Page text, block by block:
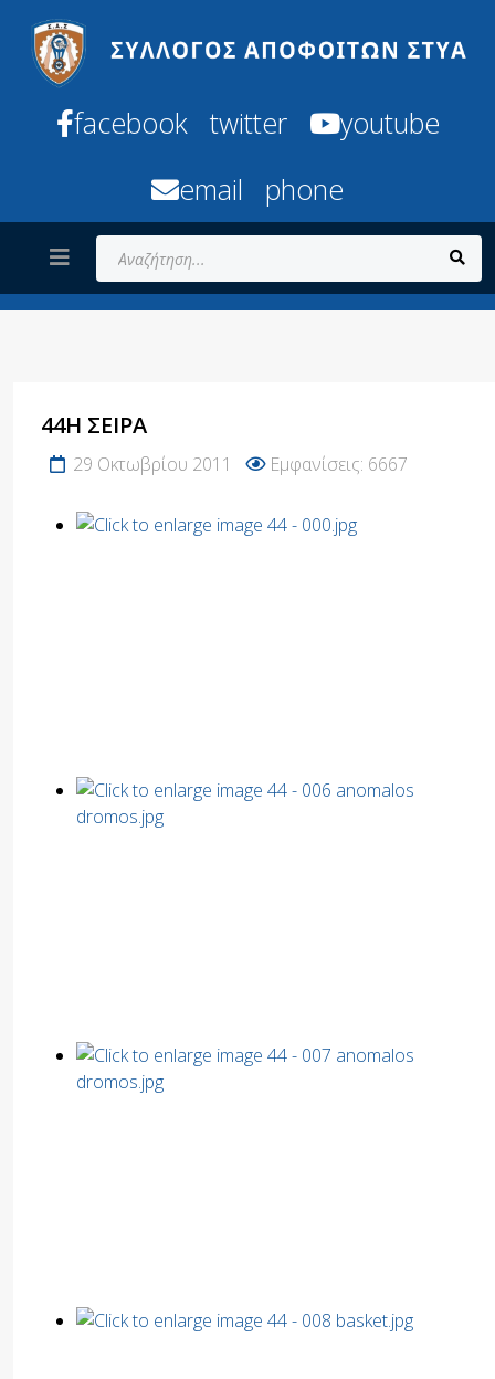
facebook twitter
youtube
email
phone
Αναζήτηση...
44Η ΣΕΙΡΆ
29 Οκτωβρίου 2011 Εμφανίσεις: 6667